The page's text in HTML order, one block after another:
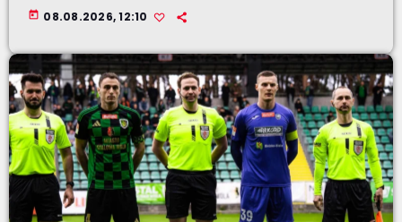
today 08.08.2026, 12:10